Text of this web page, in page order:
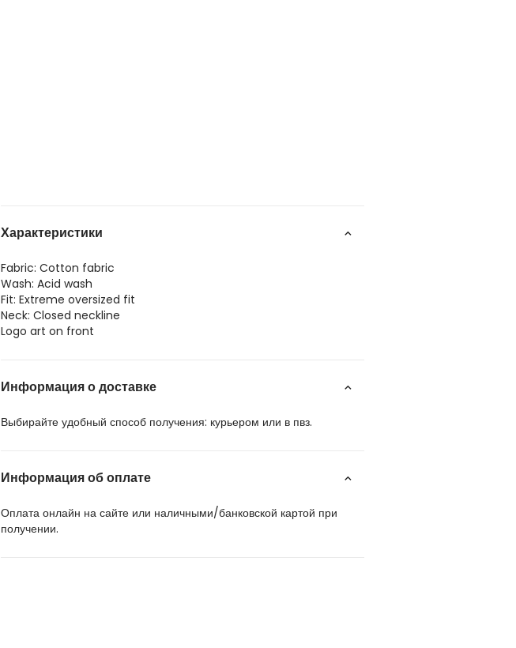
Характеристики
Fabric: Cotton fabric
Wash: Acid wash
Fit: Extreme oversized fit
Neck: Closed neckline
Logo art on front
Информация о доставке
Выбирайте удобный способ получения: курьером или в пвз.
Информация об оплате
Оплата онлайн на сайте или наличными/банковской картой при
получении.